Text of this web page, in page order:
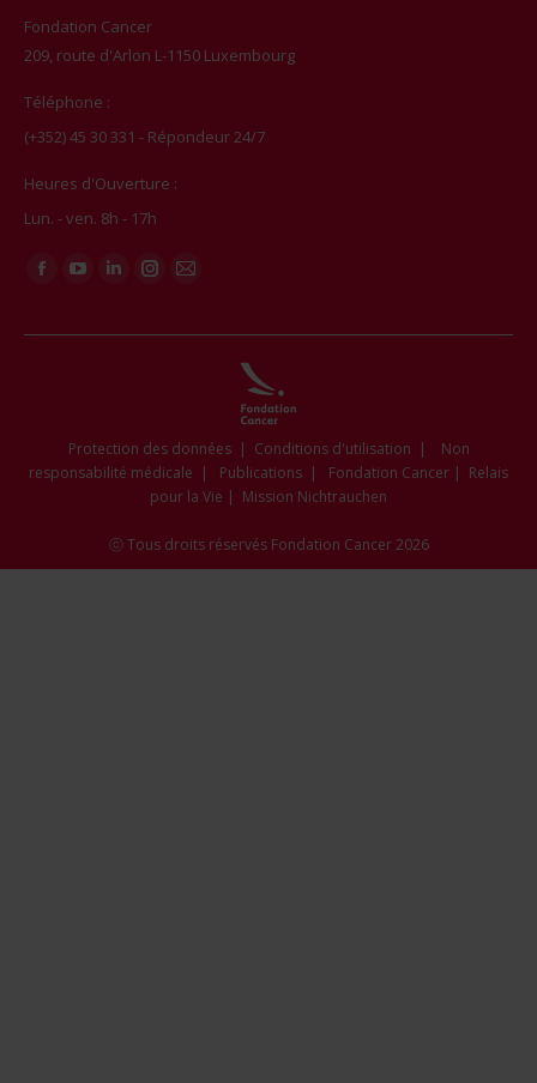
Fondation Cancer
209, route d'Arlon L-1150 Luxembourg
Téléphone :
(+352) 45 30 331 - Répondeur 24/7
Heures d'Ouverture :
Lun. - ven. 8h - 17h
Trouvez nous sur :
Facebook
windowwindow
LinkedIn
window
Instagram
window
Mail
window
Protection des données| Conditions d'utilisation |
Non
responsabilité médicale | Publications | Fondation Cancer | Relais
pour la Vie | Mission Nichtrauchen
ⓒ Tous droits réservés Fondation Cancer 2026